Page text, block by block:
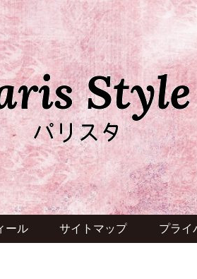
ール サイトマップ プライ